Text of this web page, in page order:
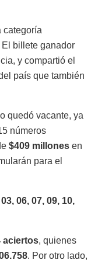
categoría
billete ganador
y compartió el
país que también
quedó vacante, ya
números
$409 millones en
para el
06, 07, 09, 10,
aciertos, quienes
. Por otro lado,